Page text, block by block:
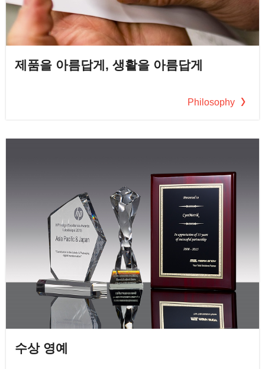
제품을 아름답게, 생활을 아름답게
Philosophy
수상 영예